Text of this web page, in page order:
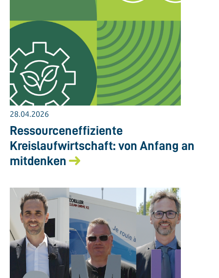
28.04.2026
Ressourceneffiziente
Kreislaufwirtschaft: von Anfang an
mitdenken